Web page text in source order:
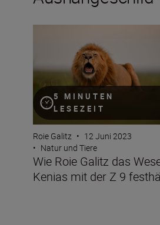
5 MINUTEN
LESEZEIT
Wie Roie Galitz das Wesen
Roie Galitz • 12 Juni 2023
• Natur und Tiere
Wie Roie Galitz das
Kenias mit der Z 9